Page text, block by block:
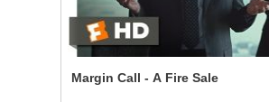
Margin Call - A Fire Sale